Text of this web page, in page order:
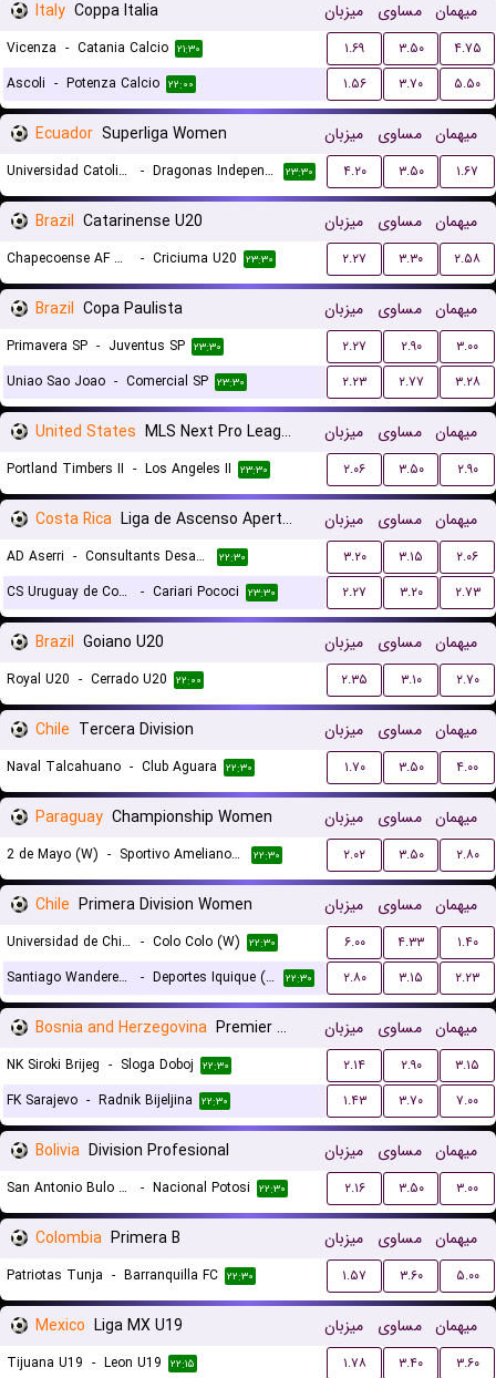
Italy Coppa Italia میزبان مساوی میهمان
Vicenza - Catania Calcio ۲۱:۳۰ ۱.۶۹ ۳.۵۰
۴.۷۵
Ascoli - Potenza Calcio ۲۲:۰۰ ۱.۵۶ ۳.۷۰ ۵.۵۰
Ecuador Superliga Women میزبان مساوی میهمان
Universidad Catolica del Ecuador (W) - Dragonas Independiente del Valle (W) ۲۳:۳۰ ۴.۲۰ ۳.۵۰ ۱.۶۷
Brazil Catarinense U20 میزبان مساوی میهمان
Chapecoense AF U20 - Criciuma U20 ۲۳:۳۰ ۲.۲۷ ۳.۳۰ ۲.۵۸
Brazil Copa Paulista میزبان مساوی میهمان
Primavera SP - Juventus SP ۲۳:۳۰ ۲.۲۷ ۲.۹۰
۳.۰۰
Uniao Sao Joao - Comercial SP ۲۳:۳۰ ۲.۲۳ ۲.۷۷ ۳.۲۸
United States MLS Next Pro League میزبان مساوی میهمان
Portland Timbers II - Los Angeles II ۲۳:۳۰ ۲.۰۶ ۳.۵۰ ۲.۹۰
Costa Rica Liga de Ascenso Apertura gr. B میزبان مساوی میهمان
AD Aserri - Consultants Desamparados ۲۲:۳۰ ۳.۲۰ ۳.۱۵
۲.۰۶
CS Uruguay de Coronado
- Cariari Pococi ۲۳:۳۰ ۲.۲۷ ۳.۲۰ ۲.۷۳
Brazil Goiano U20 میزبان مساوی میهمان
Royal U20 - Cerrado U20 ۲۲:۰۰ ۲.۳۵ ۳.۱۰ ۲.۷۰
Chile Tercera Division میزبان مساوی میهمان
Naval Talcahuano - Club Aguara ۲۲:۳۰ ۱.۷۰ ۳.۵۰ ۴.۰۰
Paraguay Championship Women میزبان مساوی میهمان
2 de Mayo (W) - Sportivo Ameliano (W) ۲۲:۳۰ ۲.۰۲ ۳.۵۰ ۲.۸۰
Chile Primera Division Women میزبان مساوی میهمان
Universidad de Chile (W) - Colo Colo (W) ۲۲:۳۰ ۶.۰۰ ۴.۳۳
۱.۴۰
Santiago Wanderers (W)
- Deportes Iquique (W) ۲۲:۳۰ ۲.۸۰ ۳.۱۵ ۲.۲۳
Bosnia and Herzegovina Premier Liga میزبان مساوی میهمان
NK Siroki Brijeg - Sloga Doboj ۲۲:۳۰ ۲.۱۴ ۲.۹۰
۳.۱۵
FK Sarajevo - Radnik Bijeljina ۲۲:۳۰ ۱.۴۳ ۳.۷۰ ۷.۰۰
Bolivia Division Profesional میزبان مساوی میهمان
San Antonio Bulo Bulo - Nacional Potosi ۲۲:۳۰ ۲.۱۶ ۳.۵۰ ۳.۰۰
Colombia Primera B میزبان مساوی میهمان
Patriotas Tunja - Barranquilla FC ۲۲:۳۰ ۱.۵۷ ۳.۶۰ ۵.۰۰
Mexico Liga MX U19 میزبان مساوی میهمان
Tijuana U19 - Leon U19 ۲۲:۱۵ ۱.۷۸ ۳.۴۰ ۳.۶۰